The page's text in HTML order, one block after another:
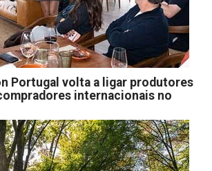
Portugal volta a ligar produtores
internacionais no